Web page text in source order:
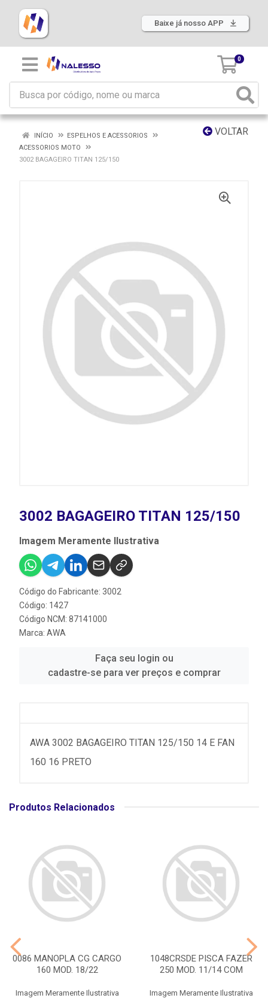
Baixe já nosso APP
0
VOLTAR
INÍCIO
ESPELHOS E ACESSORIOS
ACESSORIOS MOTO
3002 BAGAGEIRO TITAN 125/150
3002 BAGAGEIRO TITAN 125/150
Imagem Meramente Ilustrativa
Código do Fabricante: 3002
Código: 1427
Código NCM: 87141000
Marca: AWA
Faça seu login ou
cadastre-se para ver preços e comprar
AWA 3002 BAGAGEIRO TITAN 125/150 14 E FAN
160 16 PRETO
Produtos Relacionados
0086 MANOPLA CG CARGO
160 MOD. 18/22
Imagem Meramente Ilustrativa
1048CRSDE PISCA FAZER
250 MOD. 11/14 COM
Imagem Meramente Ilustrativa